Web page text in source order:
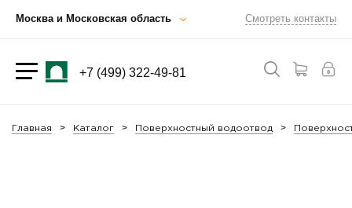
Москва и Московская область Смотреть контакты
+7 (499) 322-49-81
Главная Каталог Поверхностный водоотвод